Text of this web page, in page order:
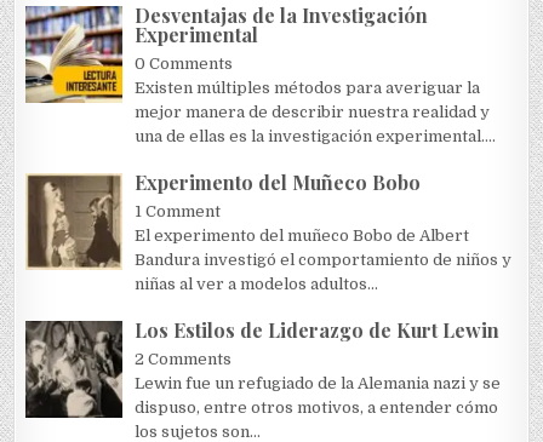
Desventajas de la Investigación
Experimental
0 Comments
Existen múltiples métodos para averiguar la
mejor manera de describir nuestra realidad y
una de ellas es la investigación experimental....
Experimento del Muñeco Bobo
1 Comment
El experimento del muñeco Bobo de Albert
Bandura investigó el comportamiento de niños y
niñas al ver a modelos adultos...
Los Estilos de Liderazgo de Kurt Lewin
2 Comments
Lewin fue un refugiado de la Alemania nazi y se
dispuso, entre otros motivos, a entender cómo
los sujetos son...